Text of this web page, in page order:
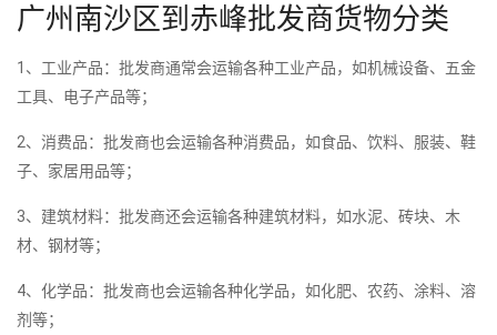
广州南沙区到赤峰批发商货物分类
1、工业产品：批发商通常会运输各种工业产品，如机械设备、五金
工具、电子产品等；
2、消费品：批发商也会运输各种消费品，如食品、饮料、服装、鞋
子、家居用品等；
3、建筑材料：批发商还会运输各种建筑材料，如水泥、砖块、木
材、钢材等；
4、化学品：批发商也会运输各种化学品，如化肥、农药、涂料、溶
剂等；